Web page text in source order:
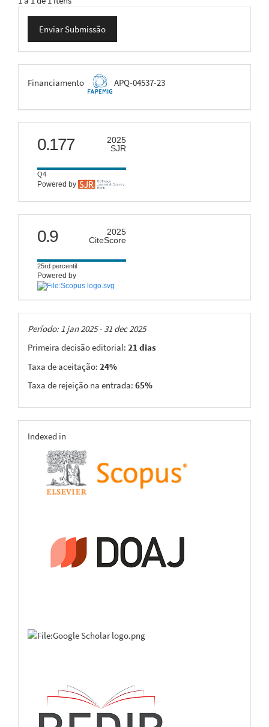
Enviar
Submissão
Enviar Submissão
FAPEMIG
Financiamento APQ-04537-23
scimago
0.177
2025
SJR
Q4
Powered by
citescore
0.9
2025
CiteScore
25rd percentil
Powered by
Taxas
Período: 1 jan 2025 - 31 dec 2025
Primeira decisão editorial: 21 dias
Taxa de aceitação: 24%
Taxa de rejeição na entrada: 65%
indexing
Indexed in